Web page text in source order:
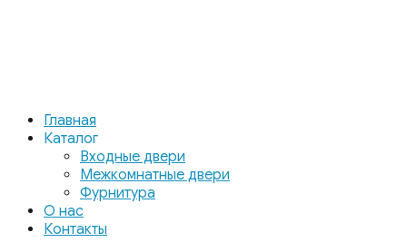
Главная
Каталог
Входные двери
Межкомнатные двери
Фурнитура
О нас
Контакты